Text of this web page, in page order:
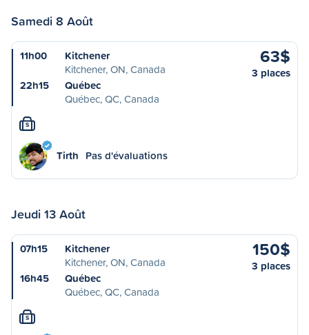
Samedi 8 Août
11h00
Kitchener
Kitchener, ON, Canada
22h15
Québec
Québec, QC, Canada
63$
3 places
S
Tirth Pas d'évaluations
Jeudi 13 Août
07h15
Kitchener
Kitchener, ON, Canada
16h45
Québec
Québec, QC, Canada
150$
3 places
S